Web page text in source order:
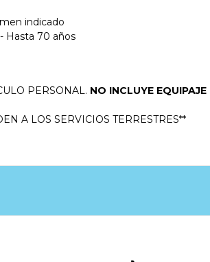
indicado
Hasta 70 años
PERSONAL. NO INCLUYE EQUIPAJE
A LOS SERVICIOS TERRESTRES**